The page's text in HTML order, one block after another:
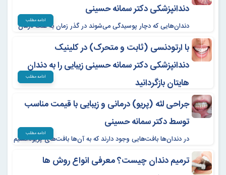
دندانپزشکی دکتر سمانه حسینی
دندان‌هایی که دچار پوسیدگی می‌شوند در گذر زمان به علت درمان
ادامه مطلب
با ارتودنسی (ثابت و متحرک) در کلینیک
دندانپزشکی دکتر سمانه حسینی زیبایی را به دندان
هایتان بازگردانید
ارتودنسی جزء روش‌های مرسوم برای درمان و مشکلات دهان،
دندان و فک شناخته می‌شود.
ادامه مطلب
جراحی لثه (پریو) درمانی و زیبایی با قیمت مناسب
توسط دکتر سمانه حسینی
در دندان‌ها بافت‌هایی وجود دارند که به آن‌ها بافت‌های پریودانشیم
نام PDL، استخوان آلوئول و لثه هستند که در صورت آسیب‌دیدگی
هر کدام‌ می‌بایست در آن ناحیه جراحی‌ انجام گیرد.
ادامه مطلب
ترمیم دندان چیست؟ معرفی انواع روش ها